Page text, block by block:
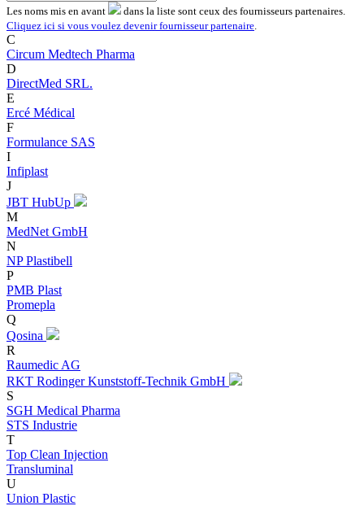
Les noms mis en avant
dans la liste sont ceux des fournisseurs partenaires.
Cliquez ici si vous voulez devenir fournisseur partenaire
C
Circum Medtech Pharma
D
DirectMed SRL.
E
Ercé Médical
F
Formulance SAS
I
Infiplast
J
JBT HubUp
M
MedNet GmbH
N
NP Plastibell
P
PMB Plast
Promepla
Q
Qosina
R
Raumedic AG
RKT Rodinger Kunststoff-Technik GmbH
S
SGH Medical Pharma
STS Industrie
T
Top Clean Injection
Transluminal
U
Union Plastic